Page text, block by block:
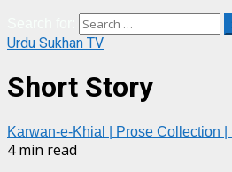
Urdu Sukhan TV
Short Story
Karwan-e-Khial | Prose Collection |
4 min read